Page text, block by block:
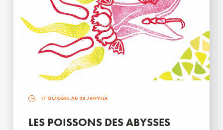
17 OCTOBRE AU 30 JANVIER
LES POISSONS DES ABYSSES